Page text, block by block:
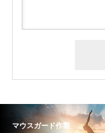
マウスガード作製